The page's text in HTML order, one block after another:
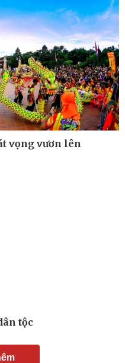
Sức khỏe
Dinh dưỡng - món ngon
Cây thuốc
Sản phụ khoa
Nhi khoa
Nam khoa
Làm đẹp - giảm cân
Phòng mạch online
Ăn sạch sống khỏe
Văn hóa
vọng vươn lên
tộc